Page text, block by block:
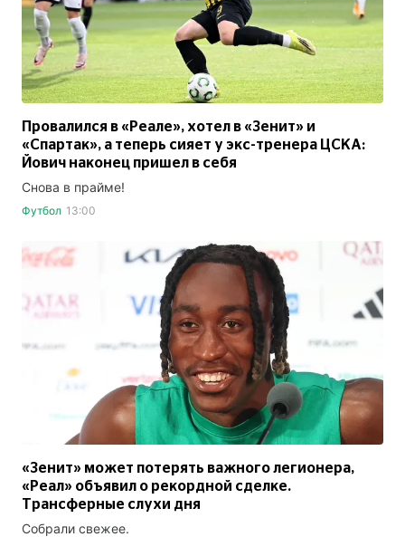
Провалился в «Реале», хотел в «Зенит» и
«Спартак», а теперь сияет у экс-тренера ЦСКА:
Йович наконец пришел в себя
Снова в прайме!
Футбол 13:00
«Зенит» может потерять важного легионера,
«Реал» объявил о рекордной сделке.
Трансферные слухи дня
Собрали свежее.